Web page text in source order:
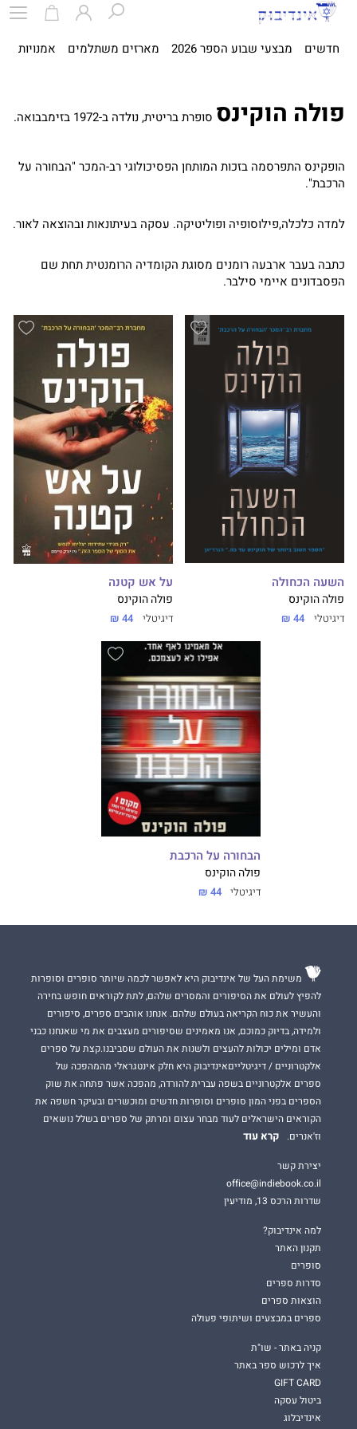
חדשים מבצעי שבוע הספר 2026 מארזים משתלמים אמנויות
פולה הוקינס סופרת בריטית, נולדה ב-1972 בזימבבואה.
הופקינס התפרסמה בזכות המותחן הפסיכולוגי רב-המכר "הבחורה על
הרכבת".
למדה כלכלה,פילוסופיה ופוליטיקה. עסקה בעיתונאות ובהוצאה לאור.
כתבה בעבר ארבעה רומנים מסוגת הקומדיה הרומנטית תחת שם
הפסבדונים איימי סילבר.
השעה הכחולה
פולה הוקינס
דיגיטלי 44 ₪
על אש קטנה
פולה הוקינס
דיגיטלי 44 ₪
הבחורה על הרכבת
פולה הוקינס
דיגיטלי 44 ₪
משימת העל של אינדיבוק היא לאפשר לכמה שיותר סופרים וסופרות
להפיץ לעולם את הסיפורים והמסרים שלהם, לתת לקוראים חופש בחירה
והעשיר את כוח הקריאה בעולם שלהם. אנחנו אוהבים ספרים, סיפורים
ולמידה, בדיוק כמוכם, אנו מאמינים שסיפורים מעצבים את מי שאנחנו כבני
אדם ומילים יכולות להעצים ולשנות את העולם שסביבנו.קצת על ספרים
אלקטרוניים / דיגיטלייםאינדיבוק היא חלק אינטגראלי מהמהפכה של
ספרים אלקטרוניים בשפה עברית להורדה, מהפכה אשר פתחה את שוק
הספרים בפני המון סופרים וסופרות חדשים ומוכשרים ובעיקר חשפה את
הקוראים הישראלים לעוד מבחר עצום ומרתק של ספרים בשלל נושאים
וז'אנרים.
קרא עוד
יצירת קשר
office@indiebook.co.il
שדרות הרכס 13, מודיעין
למה אינדיבוק?
תקנון האתר
סופרים
סדרות ספרים
הוצאות ספרים
ספרים במבצעים ושיתופי פעולה
קניה באתר - שו"ת
איך לרכוש ספר באתר
GIFT CARD
ביטול עסקה
אינדיבלוג